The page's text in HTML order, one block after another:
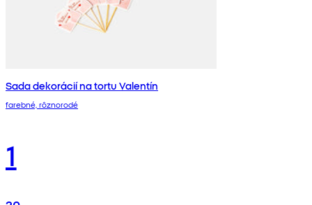
Sada dekorácií na tortu Valentín
farebné, rôznorodé
1